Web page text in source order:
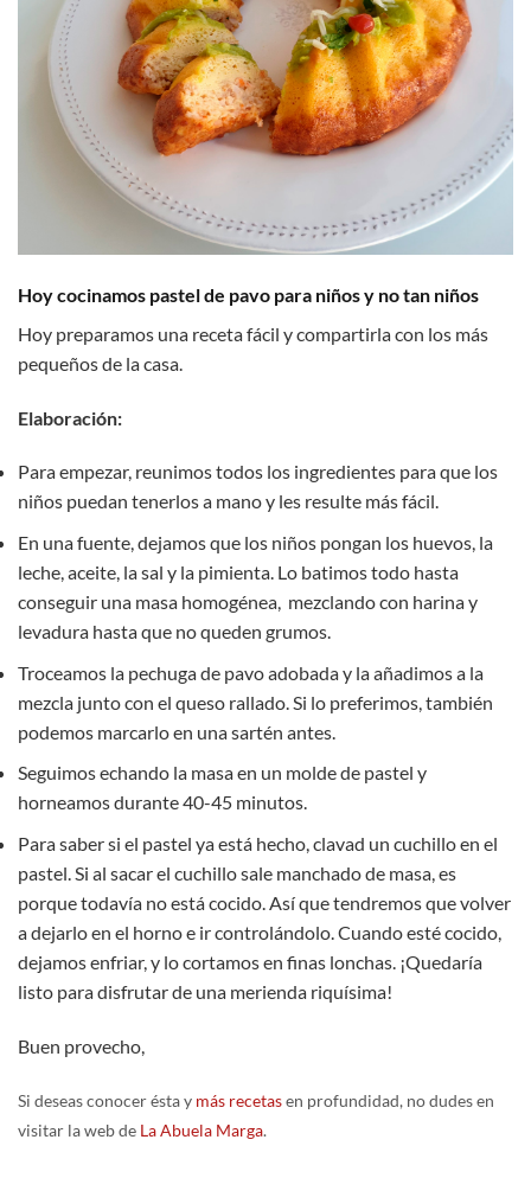
Hoy cocinamos pastel de pavo para niños y no tan niños
Hoy preparamos una receta fácil y compartirla con los más
pequeños de la casa.
Elaboración:
Para empezar, reunimos todos los ingredientes para que los
niños puedan tenerlos a mano y les resulte más fácil.
En una fuente, dejamos que los niños pongan los huevos, la
leche, aceite, la sal y la pimienta. Lo batimos todo hasta
conseguir una masa homogénea, mezclando con harina y
levadura hasta que no queden grumos.
Troceamos la pechuga de pavo adobada y la añadimos a la
mezcla junto con el queso rallado. Si lo preferimos, también
podemos marcarlo en una sartén antes.
Seguimos echando la masa en un molde de pastel y
horneamos durante 40-45 minutos.
Para saber si el pastel ya está hecho, clavad un cuchillo en el
pastel. Si al sacar el cuchillo sale manchado de masa, es
porque todavía no está cocido. Así que tendremos que volver
a dejarlo en el horno e ir controlándolo. Cuando esté cocido,
dejamos enfriar, y lo cortamos en finas lonchas. ¡Quedaría
listo para disfrutar de una merienda riquísima!
Buen provecho,
Si deseas conocer ésta y más recetasen profundidad, no dudes en
visitar la web de La Abuela Marga.